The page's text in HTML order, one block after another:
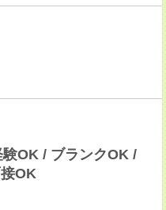
OK / ブランクOK /
OK